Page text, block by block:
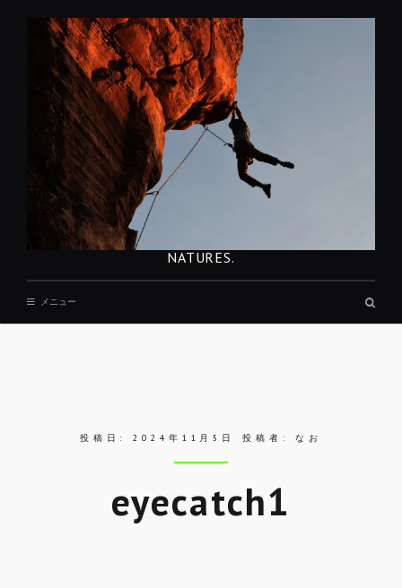
NATURES.
メニュー
投稿日:2024年11月5日 投稿者:なお
eyecatch1